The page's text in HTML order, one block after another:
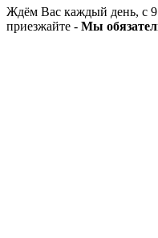
Ждём Вас каждый день, с
приезжайте - Мы